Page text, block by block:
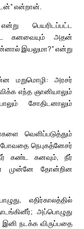
என்றான்.
பெயரிடப்பட்ட
கனவையும் அதன்
இயலுமா?” என்று
மறுமொழி: அரசர்
எந்த ஞானியாலும்
சோதிடனாலும்
வெளிப்படுத்தும்
நெபுகத்னேசர்
நீர் கண்ட கனவும், நீர்
முன்னே தோன்றின
எதிர்காலத்தில்
அப்பொழுது
நடக்க விருப்பதை